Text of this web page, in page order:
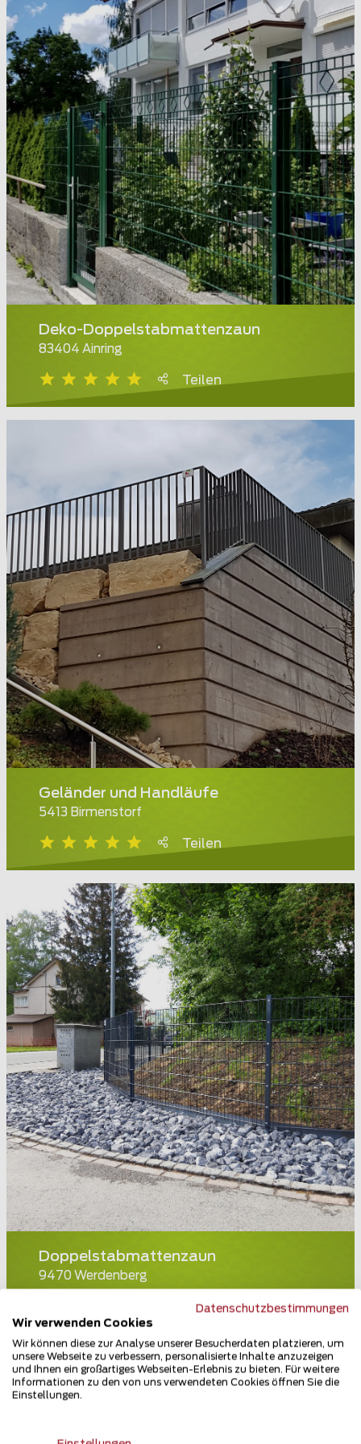
Deko-Doppelstabmattenzaun
83404 Ainring
Teilen
Geländer und Handläufe
5413 Birmenstorf
Teilen
Doppelstabmattenzaun
9470 Werdenberg
Teilen
Datenschutzbestimmungen
Wir verwenden Cookies
Wir können diese zur Analyse unserer Besucherdaten platzieren, um
unsere Webseite zu verbessern, personalisierte Inhalte anzuzeigen
und Ihnen ein großartiges Webseiten-Erlebnis zu bieten. Für weitere
Informationen zu den von uns verwendeten Cookies öffnen Sie die
Einstellungen.